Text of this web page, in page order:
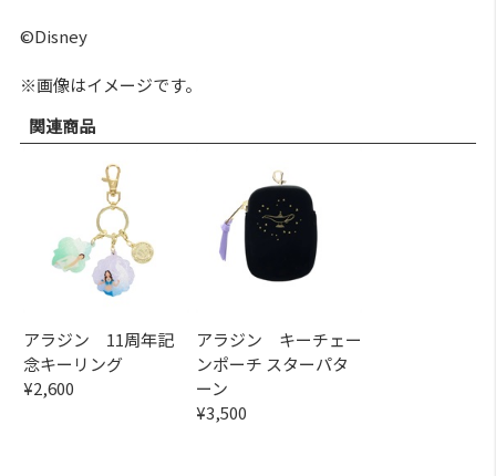
©Disney
※画像はイメージです。
関連商品
アラジン 11周年記
念キーリング
¥2,600
アラジン キーチェー
ンポーチ スターパタ
ーン
¥3,500